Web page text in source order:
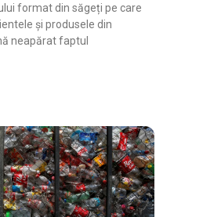
format din săgeți pe care
și produsele din
neapărat faptul